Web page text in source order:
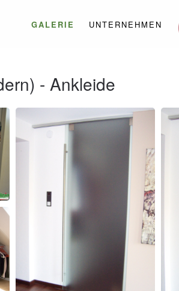
GALERIE UNTERNEHMEN
- Ankleide